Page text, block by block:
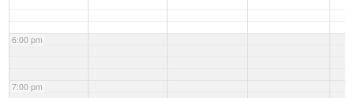
6:00 pm
7:00 pm